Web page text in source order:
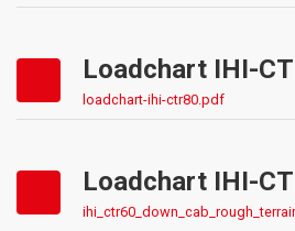
Loadchart IHI-
loadchart-ihi-ctr80.pdf
Loadchart IHI-